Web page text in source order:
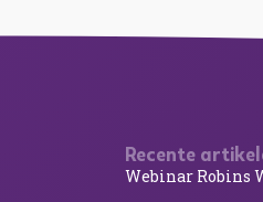
Recente
Webinar Robins